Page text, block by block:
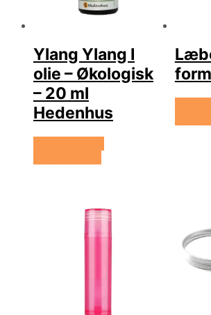
Ylang Ylang I
olie – Økologisk
– 20 ml
Hedenhus